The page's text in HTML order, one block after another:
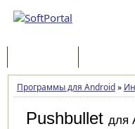
Программы для Android»
Pushbullet для